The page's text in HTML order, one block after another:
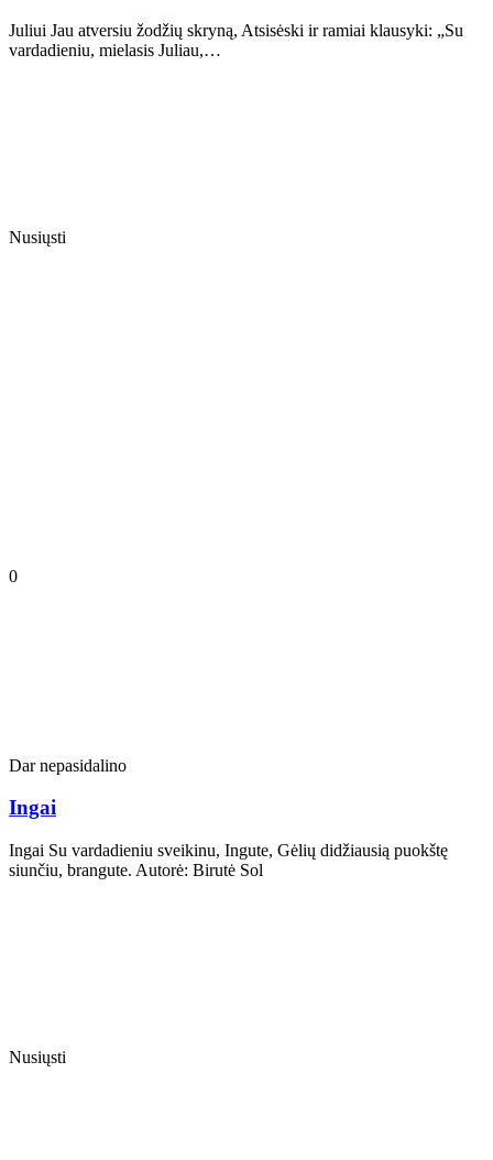
Juliui Jau atversiu žodžių skryną, Atsisėski ir ramiai klausyki: „Su
vardadieniu, mielasis Juliau,…
Nusiųsti
0
Dar nepasidalino
Ingai
Ingai Su vardadieniu sveikinu, Ingute, Gėlių didžiausią puokštę
siunčiu, brangute. Autorė: Birutė Sol
Nusiųsti